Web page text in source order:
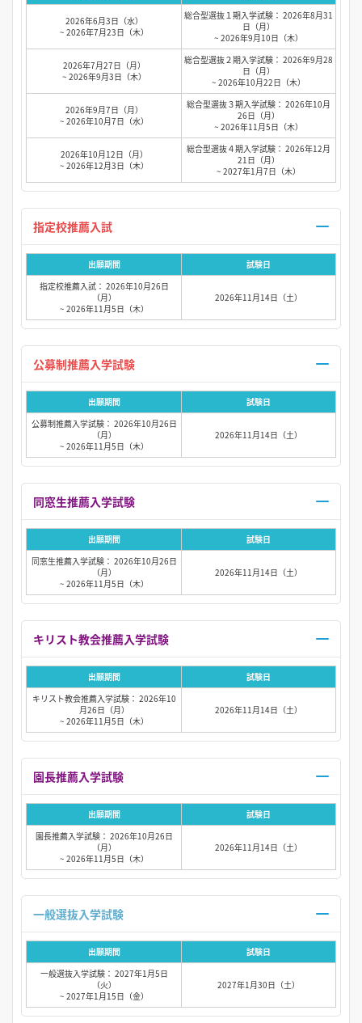
2026年6月3日（水）
~ 2026年7月23日（木）
総合型選抜１期入学試験： 2026年8月31
日（月）
~ 2026年9月10日（木）
2026年7月27日（月）
~ 2026年9月3日（木）
総合型選抜２期入学試験： 2026年9月28
日（月）
~ 2026年10月22日（木）
2026年9月7日（月）
~ 2026年10月7日（水）
総合型選抜３期入学試験： 2026年10月
26日（月）
~ 2026年11月5日（木）
2026年10月12日（月）
~ 2026年12月3日（木）
総合型選抜４期入学試験： 2026年12月
21日（月）
~ 2027年1月7日（木）
出願期間
試験日
指定校推薦入試： 2026年10月26日
（月）
~ 2026年11月5日（木）
2026年11月14日（土）
出願期間
試験日
公募制推薦入学試験： 2026年10月26日
（月）
~ 2026年11月5日（木）
2026年11月14日（土）
出願期間
試験日
同窓生推薦入学試験： 2026年10月26日
（月）
~ 2026年11月5日（木）
2026年11月14日（土）
出願期間
試験日
キリスト教会推薦入学試験： 2026年10
月26日（月）
~ 2026年11月5日（木）
2026年11月14日（土）
出願期間
試験日
園長推薦入学試験： 2026年10月26日
（月）
~ 2026年11月5日（木）
2026年11月14日（土）
出願期間
試験日
一般選抜入学試験： 2027年1月5日
（火）
~ 2027年1月15日（金）
2027年1月30日（土）